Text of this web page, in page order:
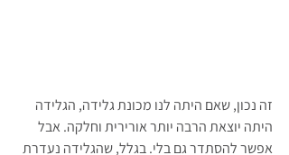
זה נכון, שאם היתה לנו מכונת גלידה, הגלידה
היתה יוצאת הרבה יותר אורירית וחלקה. אבל
אפשר להסתדר גם בלי. בגלל, שהגלידה נעדרת